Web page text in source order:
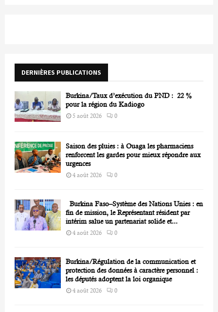
r
DERNIÈRES PUBLICATIONS
Burkina/Taux d’exécution du PND : 22 %
pour la région du Kadiogo
5 août 2026 0
Saison des pluies : à Ouaga les pharmaciens
renforcent les gardes pour mieux répondre aux
urgences
4 août 2026 0
Burkina Faso–Système des Nations Unies : en
fin de mission, le Représentant résident par
intérim salue un partenariat solide et...
4 août 2026 0
Burkina/Régulation de la communication et
protection des données à caractère personnel :
les députés adoptent la loi organique
4 août 2026 0